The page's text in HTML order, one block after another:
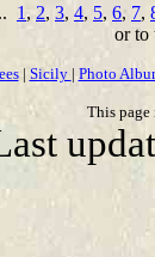
1, 2, 3, 4, 5, 6, 7,
or to
| Sicily | Photo
This